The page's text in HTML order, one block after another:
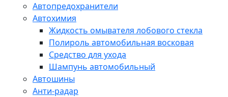
Автопредохранители
Автохимия
Жидкость омывателя лобового стекла
Полироль автомобильная восковая
Средство для ухода
Шампунь автомобильный
Автошины
Анти-радар